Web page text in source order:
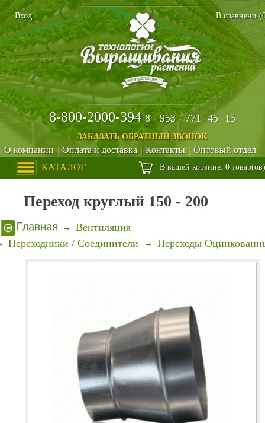
КАТАЛОГ В вашей корзине: 0 товар(ов)
8-800-2000-3948 - 953 - 771 -45 -15
ЗАКАЗАТЬ ОБРАТНЫЙ ЗВОНОК
О компании Оплата и доставка Контакты Оптовый отдел
В сравнени (
Вход
Переход круглый 150 - 200
Вентиляция
Переходники / Соединители
Переходы